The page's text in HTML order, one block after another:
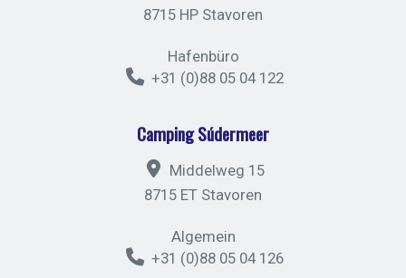
8715 HP Stavoren
Hafenbüro
+31 (0)88 05 04 122
Camping Súdermeer
Middelweg 15
8715 ET Stavoren
Algemein
+31 (0)88 05 04 126